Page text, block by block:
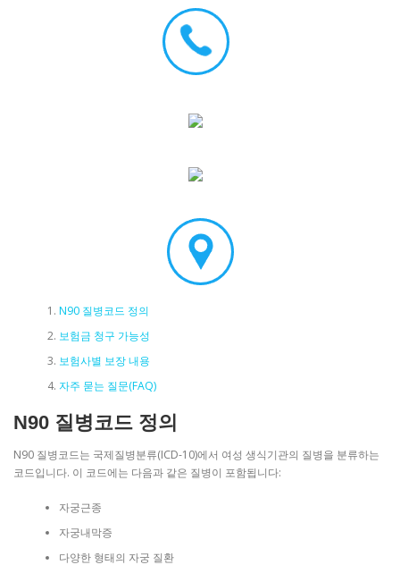
N90 질병코드 정의
보험금 청구 가능성
보험사별 보장 내용
자주 묻는 질문(FAQ)
N90 질병코드 정의
N90 질병코드는 국제질병분류(ICD-10)에서 여성 생식기관의 질병을 분류하는
코드입니다. 이 코드에는 다음과 같은 질병이 포함됩니다:
자궁근종
자궁내막증
다양한 형태의 자궁 질환